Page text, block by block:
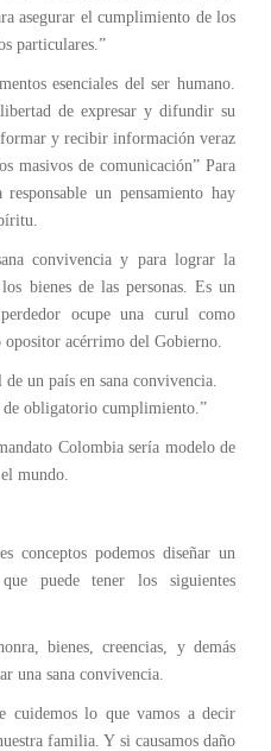
asegurar el cumplimiento de los
particulares.”
esenciales del ser humano.
de expresar y difundir su
y recibir información veraz
masivos de comunicación” Para
un pensamiento hay
convivencia y para lograr la
bienes de las personas. Es un
ocupe una curul como
opositor acérrimo del Gobierno.
un país en sana convivencia.
de obligatorio cumplimiento.”
Colombia sería modelo de
mundo.
conceptos podemos diseñar un
puede tener los siguientes
bienes, creencias, y demás
una sana convivencia.
cuidemos lo que vamos a decir
familia. Y si causamos daño